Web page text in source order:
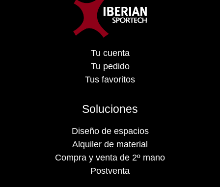
Tu cuenta
Tu pedido
Tus favoritos
Soluciones
Diseño de espacios
Alquiler de material
Compra y venta de 2º mano
Postventa